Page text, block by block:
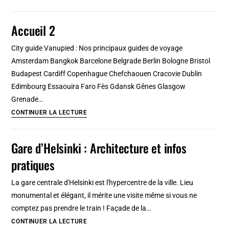
Entre
art
moderne,
avion,
en
vins
Accueil 2
City guide Vanupied : Nos principaux guides de voyage
Amsterdam Bangkok Barcelone Belgrade Berlin Bologne Bristol
Budapest Cardiff Copenhague Chefchaouen Cracovie Dublin
Edimbourg Essaouira Faro Fès Gdansk Gênes Glasgow
Grenade…
CONTINUER LA LECTUREAccueil
Gare d’Helsinki : Architecture et infos
pratiques
La gare centrale d'Helsinki est l'hypercentre de la ville. Lieu
monumental et élégant, il mérite une visite même si vous ne
comptez pas prendre le train ! Façade de la…
CONTINUER LA LECTUREGare